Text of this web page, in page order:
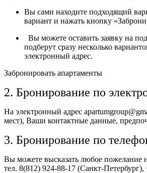
Вы сами находите подходящий
вариант и нажать кнопку
Вы можете оставить заявку на
подберут сразу несколько
электронный адрес.
Забронировать апартаменты
2. Бронирование по
На электронный адрес
мест), Ваши контактные данные,
3. Бронирование по
Вы можете высказать любое пожелание
тел. 8(812) 924-88-17 (Санкт-